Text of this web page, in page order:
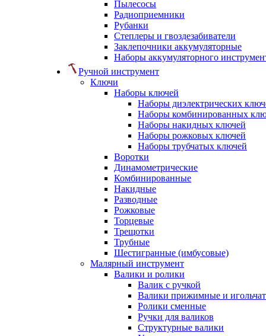
Пылесосы
Радиоприемники
Рубанки
Степлеры и гвоздезабиватели
Заклепочники аккумуляторные
Наборы аккумуляторного
Ручной инструмент
Ключи
Наборы ключей
Наборы диэлектрических
Наборы комбинированных
Наборы накидных ключей
Наборы рожковых ключей
Наборы трубчатых ключей
Воротки
Динамометрические
Комбинированные
Накидные
Разводные
Рожковые
Торцевые
Трещотки
Трубные
Шестигранные (имбусовые)
Малярный инструмент
Валики и ролики
Валик с ручкой
Валики прижимные и
Ролики сменные
Ручки для валиков
Структурные валики